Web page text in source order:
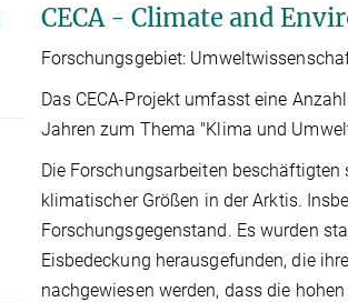
CECA - Climate and
Forschungsgebiet:
Das CECA-Projekt umfasst eine
Jahren zum Thema "Klima und
Die Forschungsarbeiten
klimatischer Größen in der Arktis.
Forschungsgegenstand. Es wurden
Eisbedeckung herausgefunden, die
nachgewiesen werden, dass die